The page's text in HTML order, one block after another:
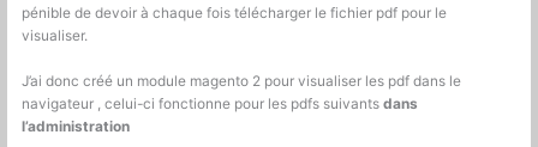
pénible de devoir à chaque fois télécharger le fichier pdf pour le
visualiser.
J’ai donc créé un module magento 2 pour visualiser les pdf dans le
navigateur , celui-ci fonctionne pour les pdfs suivantsdans
l’administration